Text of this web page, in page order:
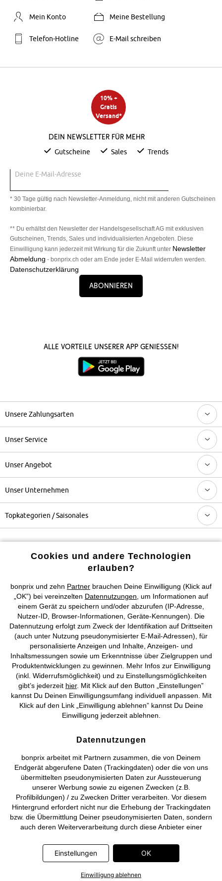
Mein Konto Meine Bestellung
Telefon-Hotline E-Mail schreiben
10% +
Gratis
Versand*
Dein Newsletter für mehr
Gutscheine Sales Trends
Deine E-Mail-Adresse
* 30 Tage gültig nach Newsletter-Anmeldung, nicht mit anderen Gutscheinen
kombinierbar.
** Du erhältst den Newsletter der Handelsgesellschaft AG mit exklusiven
Gutscheinen, Trends, Sales und individualisierten Angeboten. Diese
Einwilligung kann jederzeit mit Wirkung für die Zukunft unter Newsletter
Abmeldung - bonprix.ch oder am Ende jeder E-Mail widerrufen werden.
Datenschutzerklärung
Abonnieren
Alle Vorteile unserer App genießen!
Unsere Zahlungsarten
Unser Service
Unser Angebot
Unser Unternehmen
Topkategorien / Saisonales
Preisangaben inkl. gesetzl. MwSt. und zzgl.Service- &
Versandkosten
AGB Datenschutz Cookie-Einstellungen Impressum
Vertrag widerrufen
©2026 bonprix.Alle Rechte vorbehalten.
Deutsch Français
Cookies und andere Technologien
erlauben?
bonprix und zehn Partner brauchen Deine Einwilligung (Klick auf
„OK”) bei vereinzelten Datennutzungen , um Informationen auf
einem Gerät zu speichern und/oder abzurufen (IP-Adresse,
Nutzer-ID, Browser-Informationen, Geräte-Kennungen). Die
Datennutzung erfolgt zum Zweck der Identifikation auf Drittseiten
(auch unter Nutzung pseudonymisierter E-Mail-Adressen), für
personalisierte Anzeigen und Inhalte, Anzeigen- und
Inhaltsmessungen sowie um Erkenntnisse über Zielgruppen und
Produktentwicklungen zu gewinnen. Mehr Infos zur Einwilligung
(inkl. Widerrufsmöglichkeit) und zu Einstellungsmöglichkeiten
gibt’s jederzeit hier. Mit Klick auf den Button „Einstellungen”
kannst Du Deinen Einwilligungsumfang individuell anpassen. Mit
Klick auf den Link „Einwilligung ablehnen” kannst Du Deine
Einwilligung jederzeit ablehnen.
Datennutzungen
bonprix arbeitet mit Partnern zusammen, die von Deinem
Endgerät abgerufene Daten (Trackingdaten) oder die von uns
übermittelten pseudonymisierten Daten zur Aussteuerung
unserer Werbung sowie zu eigenen Zwecken (z.B.
Profilbildungen) / zu Zwecken Dritter verarbeiten. Vor diesem
Hintergrund erfordert nicht nur die Erhebung der Trackingdaten
bzw. die Übermittlung Deiner pseudonymisierten Daten, sondern
auch deren Weiterverarbeitung durch diese Anbieter einer
Deine pseudonymisierten Daten erst dann übermittelt, wenn Du
auf den in dem Banner auf bonprix.de wiedergebenden Button
Unternehmen: Meta Platforms Ireland Limited, Google Ireland
Einstellungen OK
Einwilligung ablehnen